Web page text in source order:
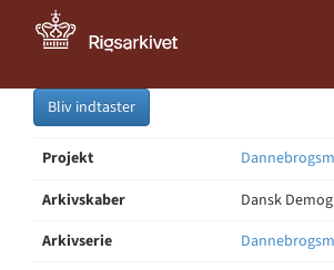
Bliv indtaster
Projekt
Arkivskaber
Dansk
Arkivserie